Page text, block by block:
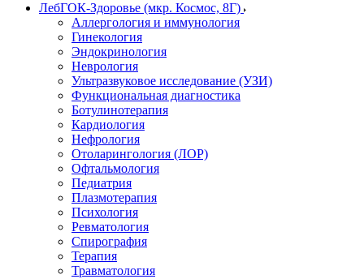
ЛебГОК-Здоровье (мкр. Космос, 8Г)
Аллергология и иммунология
Гинекология
Эндокринология
Неврология
Ультразвуковое исследование (УЗИ)
Функциональная диагностика
Ботулинотерапия
Кардиология
Нефрология
Отоларингология (ЛОР)
Офтальмология
Педиатрия
Плазмотерапия
Психология
Ревматология
Спирография
Терапия
Травматология